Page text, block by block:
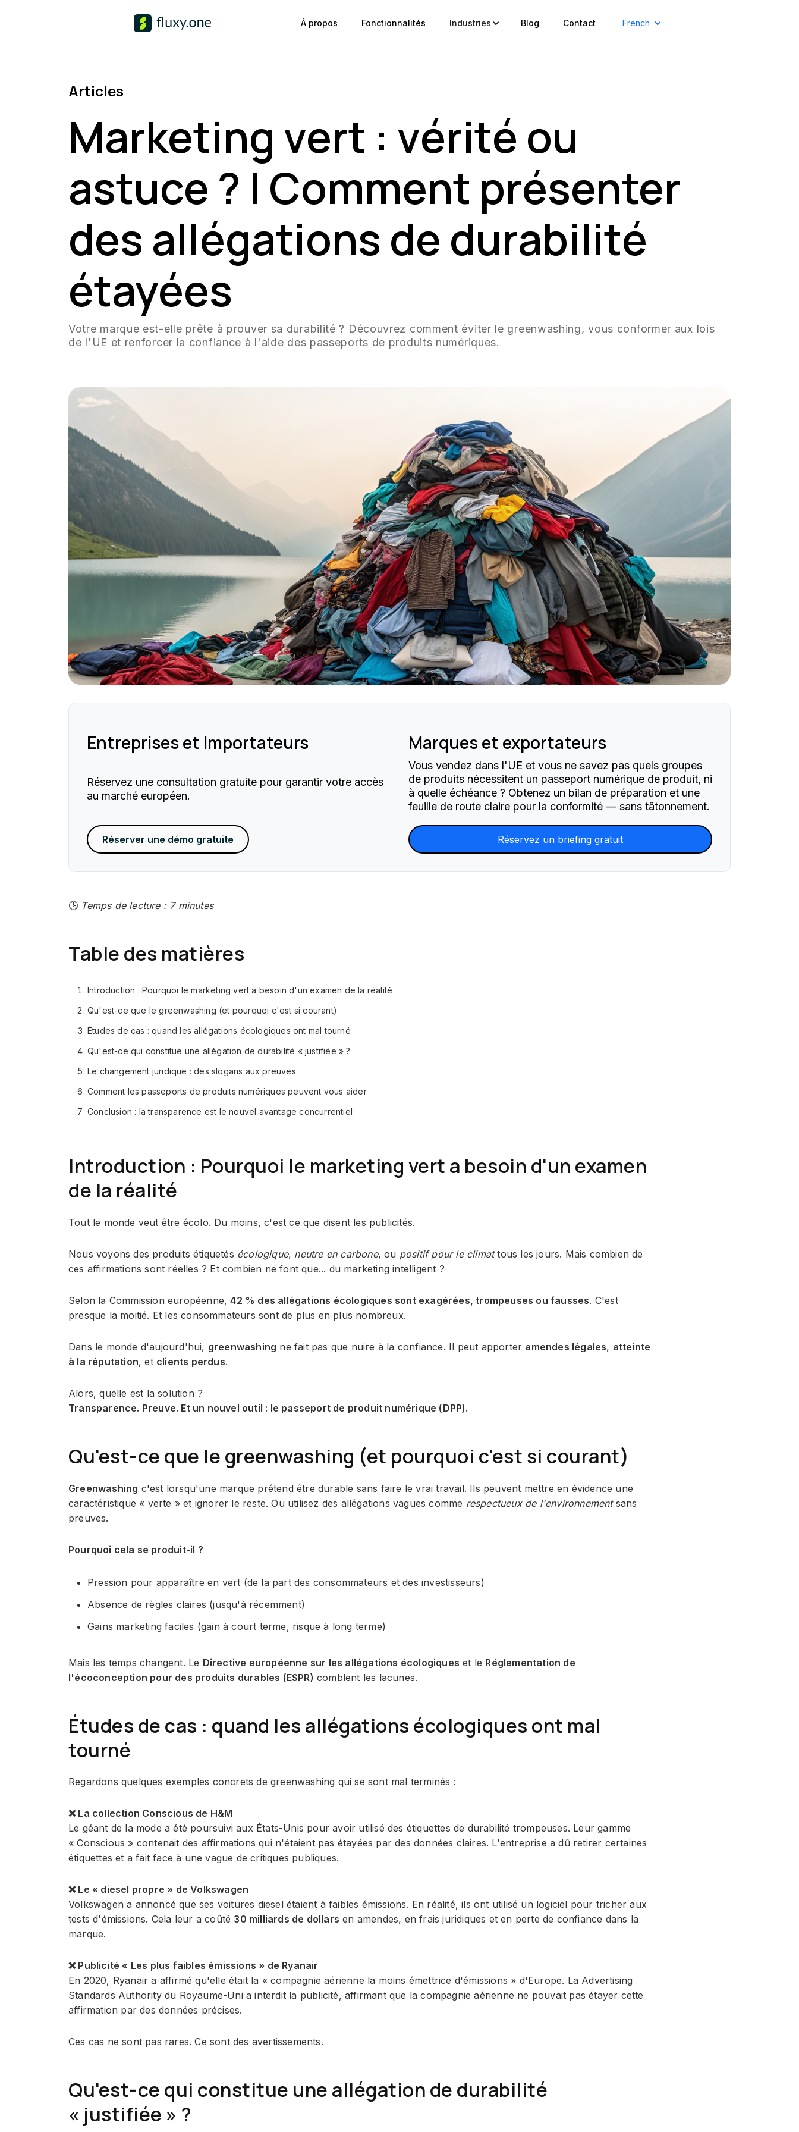
À propos Fonctionnalités Industries Blog Contact French
Articles
Marketing vert : vérité ou
astuce ? | Comment présenter
des allégations de durabilité
étayées
Votre marque est-elle prête à prouver sa durabilité ? Découvrez comment éviter le greenwashing, vous conformer aux lois
de l'UE et renforcer la confiance à l'aide des passeports de produits numériques.
Entreprises et Importateurs
Réservez une consultation gratuite pour garantir votre accès
au marché européen.
Réserver une démo gratuite
Marques et exportateurs
Vous vendez dans l'UE et vous ne savez pas quels groupes
de produits nécessitent un passeport numérique de produit, ni
à quelle échéance ? Obtenez un bilan de préparation et une
feuille de route claire pour la conformité — sans tâtonnement.
Réservez un briefing gratuit
🕒 Temps de lecture : 7 minutes
Table des matières
Introduction : Pourquoi le marketing vert a besoin d'un examen de la réalité
Qu'est-ce que le greenwashing (et pourquoi c'est si courant)
Études de cas : quand les allégations écologiques ont mal tourné
Qu'est-ce qui constitue une allégation de durabilité « justifiée » ?
Le changement juridique : des slogans aux preuves
Comment les passeports de produits numériques peuvent vous aider
Conclusion : la transparence est le nouvel avantage concurrentiel
Introduction : Pourquoi le marketing vert a besoin d'un examen
de la réalité
Tout le monde veut être écolo. Du moins, c'est ce que disent les publicités.
Nous voyons des produits étiquetés écologique, neutre en carbone, ou positif pour le climattous les jours. Mais combien de
ces affirmations sont réelles ? Et combien ne font que... du marketing intelligent ?
Selon la Commission européenne,42 % des allégations écologiques sont exagérées, trompeuses ou fausses. C'est
presque la moitié. Et les consommateurs sont de plus en plus nombreux.
Dans le monde d'aujourd'hui, greenwashing ne fait pas que nuire à la confiance. Il peut apporter amendes légales, atteinte
à la réputation, et clients perdus.
Alors, quelle est la solution ?
Transparence. Preuve. Et un nouvel outil : le passeport de produit numérique (DPP).
Qu'est-ce que le greenwashing (et pourquoi c'est si courant)
Greenwashing c'est lorsqu'une marque prétend être durable sans faire le vrai travail. Ils peuvent mettre en évidence une
caractéristique « verte » et ignorer le reste. Ou utilisez des allégations vagues comme respectueux de l'environnementsans
preuves.
Pourquoi cela se produit-il ?
Pression pour apparaître en vert (de la part des consommateurs et des investisseurs)
Absence de règles claires (jusqu'à récemment)
Gains marketing faciles (gain à court terme, risque à long terme)
Mais les temps changent. Le Directive européenne sur les allégations écologiques et le Réglementation de
l'écoconception pour des produits durables (ESPR) comblent les lacunes.
Études de cas : quand les allégations écologiques ont mal
tourné
Regardons quelques exemples concrets de greenwashing qui se sont mal terminés :
❌ La collection Conscious de H&M
Le géant de la mode a été poursuivi aux États-Unis pour avoir utilisé des étiquettes de durabilité trompeuses. Leur gamme
« Conscious » contenait des affirmations qui n'étaient pas étayées par des données claires. L'entreprise a dû retirer certaines
étiquettes et a fait face à une vague de critiques publiques.
❌ Le « diesel propre » de Volkswagen
Volkswagen a annoncé que ses voitures diesel étaient à faibles émissions. En réalité, ils ont utilisé un logiciel pour tricher aux
tests d'émissions. Cela leur a coûté 30 milliards de dollars en amendes, en frais juridiques et en perte de confiance dans la
marque.
❌ Publicité « Les plus faibles émissions » de Ryanair
En 2020, Ryanair a affirmé qu'elle était la « compagnie aérienne la moins émettrice d'émissions » d'Europe. La Advertising
Standards Authority du Royaume-Uni a interdit la publicité, affirmant que la compagnie aérienne ne pouvait pas étayer cette
affirmation par des données précises.
Ces cas ne sont pas rares. Ce sont des avertissements.
Qu'est-ce qui constitue une allégation de durabilité
« justifiée » ?